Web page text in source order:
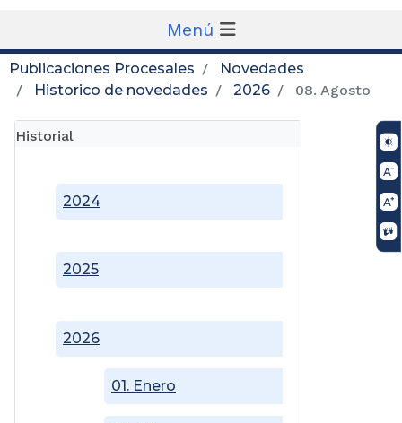
Menú
Publicaciones Procesales
Novedades
Historico de novedades
2026 08. Agosto
Historial
2024
2025
2026
01. Enero